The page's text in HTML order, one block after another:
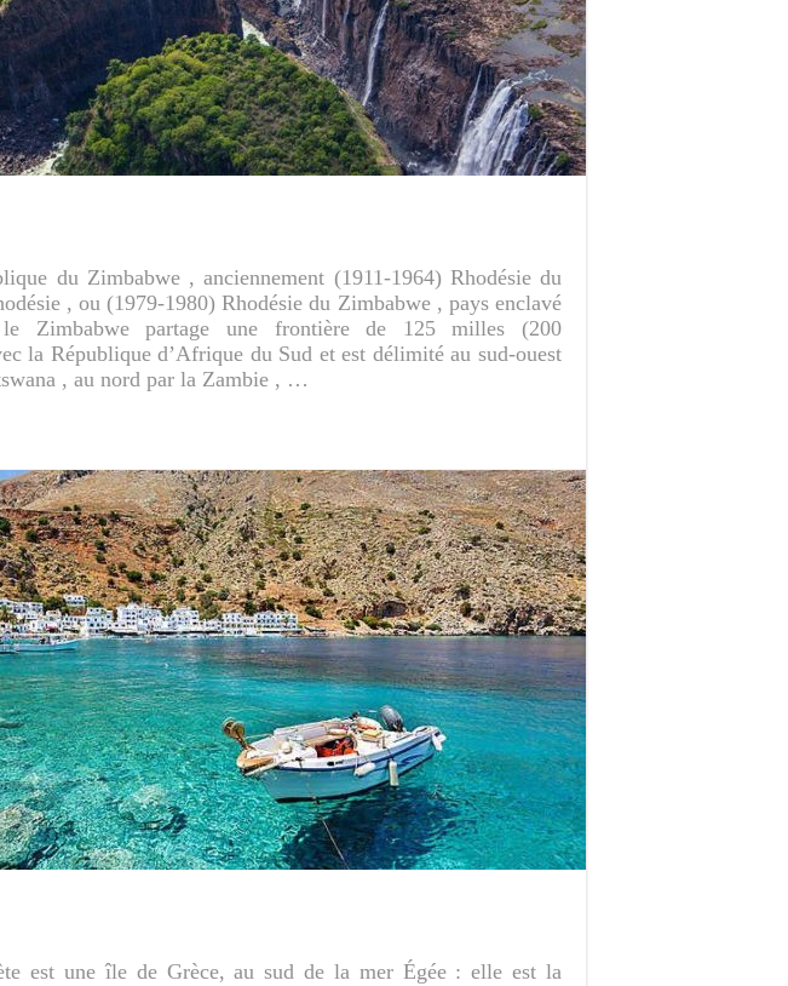
du Zimbabwe , anciennement (1911-1964) Rhodésie du
, ou (1979-1980) Rhodésie du Zimbabwe , pays enclavé
le Zimbabwe partage une frontière de 125 milles (200
la République d’Afrique du Sud et est délimité au sud-ouest
, au nord par la Zambie , …
est une île de Grèce, au sud de la mer Égée : elle est la